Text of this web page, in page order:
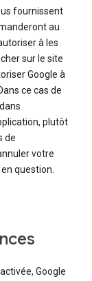
fournissent
au
à les
sur le site
Google à
ce cas de
plutôt
de
votre
question.
Google